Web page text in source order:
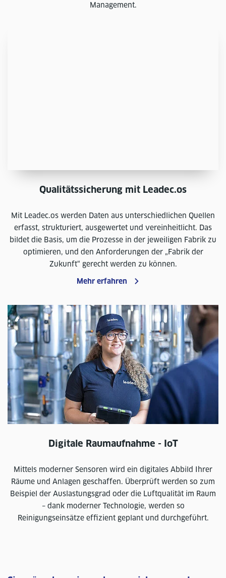
Management.
Qualitätssicherung mit Leadec.os
Mit Leadec.os werden Daten aus unterschiedlichen Quellen
erfasst, strukturiert, ausgewertet und vereinheitlicht. Das
bildet die Basis, um die Prozesse in der jeweiligen Fabrik zu
optimieren, und den Anforderungen der „Fabrik der
Zukunft“ gerecht werden zu können.
Mehr erfahren
Digitale Raumaufnahme - IoT
Mittels moderner Sensoren wird ein digitales Abbild Ihrer
Räume und Anlagen geschaffen. Überprüft werden so zum
Beispiel der Auslastungsgrad oder die Luftqualität im Raum
– dank moderner Technologie, werden so
Reinigungseinsätze effizient geplant und durchgeführt.